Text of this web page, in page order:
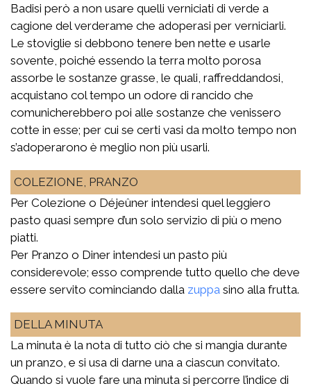
Badisi però a non usare quelli verniciati di verde a
cagione del verderame che adoperasi per verniciarli.
Le stoviglie si debbono tenere ben nette e usarle
sovente, poiché essendo la terra molto porosa
assorbe le sostanze grasse, le quali, raffreddandosi,
acquistano col tempo un odore di rancido che
comunicherebbero poi alle sostanze che venissero
cotte in esse; per cui se certi vasi da molto tempo non
s’adoperarono è meglio non più usarli.
COLEZIONE, PRANZO
Per Colezione o Déjeûner intendesi quel leggiero
pasto quasi sempre d’un solo servizio di più o meno
piatti.
Per Pranzo o Diner intendesi un pasto più
considerevole; esso comprende tutto quello che deve
essere servito cominciando dalla zuppa sino alla frutta.
DELLA MINUTA
La minuta è la nota di tutto ciò che si mangia durante
un pranzo, e si usa di darne una a ciascun convitato.
Quando si vuole fare una minuta si percorre l’indice di